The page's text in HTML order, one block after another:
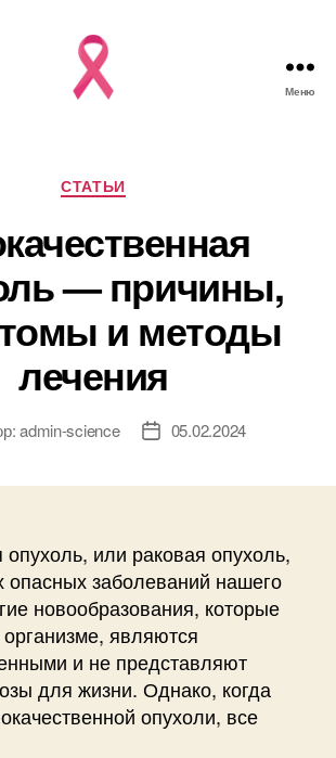
Меню
Рубрики
СТАТЬИ
— причины,
и методы
лечения
admin-science
Дата05.02.2024
или раковая опухоль,
опасных заболеваний нашего
новообразования, которые
являются
и не представляют
для жизни. Однако, когда
опухоли, все